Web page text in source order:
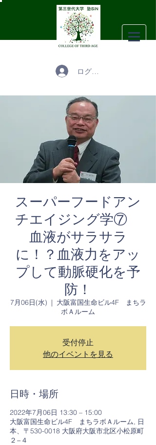
ログイン
スーパーフードアン
チエイジング学⑦
血液がサラサラ
に！？血液力をアッ
プして動脈硬化を予
防！
7月06日(水)
  |
大阪富国生命ビル4F まちラ
ボＡルーム
受付停止
他のイベントを見る
日時・場所
2022年7月06日 13:30 – 15:00
大阪富国生命ビル4F まちラボＡルーム, 日
本、〒530-0018 大阪府大阪市北区小松原町
２−４